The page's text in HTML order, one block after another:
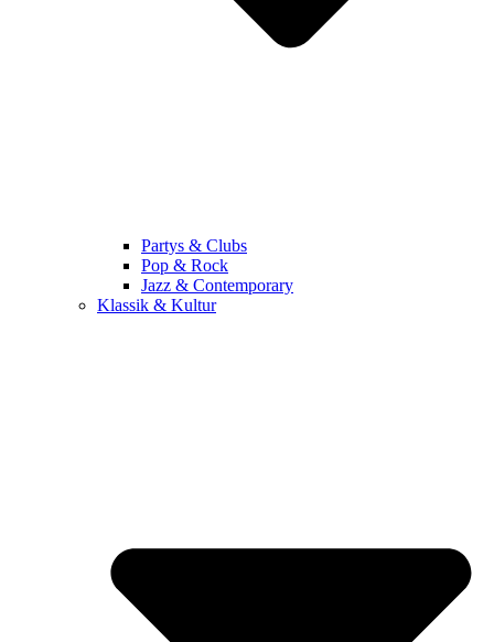
Partys & Clubs
Pop & Rock
Jazz & Contemporary
Klassik & Kultur